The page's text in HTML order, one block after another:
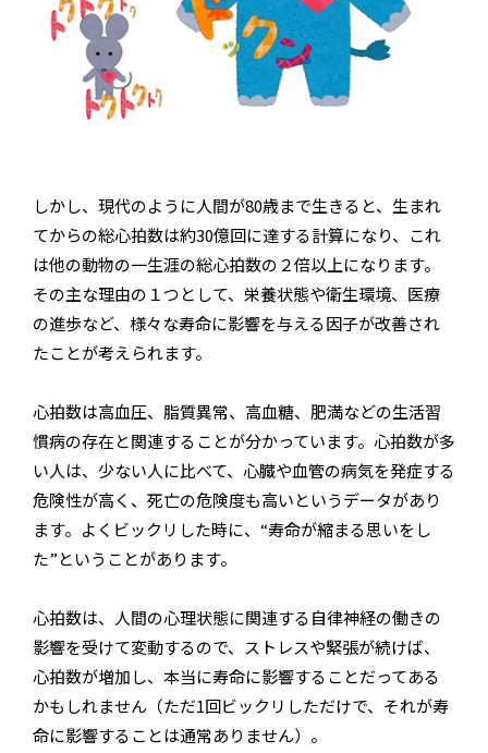
しかし、現代のように人間が80歳まで生きると、生まれ
てからの総心拍数は約30億回に達する計算になり、これ
は他の動物の一生涯の総心拍数の２倍以上になります。
その主な理由の１つとして、栄養状態や衛生環境、医療
の進歩など、様々な寿命に影響を与える因子が改善され
たことが考えられます。
心拍数は高血圧、脂質異常、高血糖、肥満などの生活習
慣病の存在と関連することが分かっています。心拍数が多
い人は、少ない人に比べて、心臓や血管の病気を発症する
危険性が高く、死亡の危険度も高いというデータがあり
ます。よくビックリした時に、“寿命が縮まる思いをし
た”ということがあります。
心拍数は、人間の心理状態に関連する自律神経の働きの
影響を受けて変動するので、ストレスや緊張が続けば、
心拍数が増加し、本当に寿命に影響することだってある
かもしれません（ただ1回ビックリしただけで、それが寿
命に影響することは通常ありません）。